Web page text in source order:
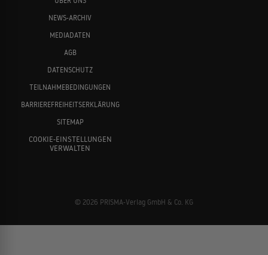
NEWS-ARCHIV
MEDIADATEN
AGB
DATENSCHUTZ
TEILNAHMEBEDINGUNGEN
BARRIEREFREIHEITSERKLÄRUNG
SITEMAP
COOKIE-EINSTELLUNGEN
VERWALTEN
© 2026 PRISMA-Verlag GmbH & Co. KG